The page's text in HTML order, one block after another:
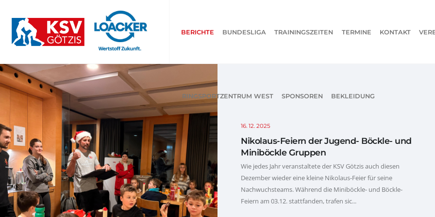
BERICHTE BUNDESLIGA TRAININGSZEITEN TERMINE KONTAKT
RINGSPORTZENTRUM WEST SPONSOREN BEKLEIDUNG
16. 12. 2025
Nikolaus-Feiern der Jugend- Böckle- und
Miniböckle Gruppen
Wie jedes Jahr veranstaltete der KSV Götzis auch diesen
Dezember wieder eine kleine Nikolaus-Feier für seine
Nachwuchsteams. Während die Miniböckle- und Böckle-
Feiern am 03.12. stattfanden, trafen sic...